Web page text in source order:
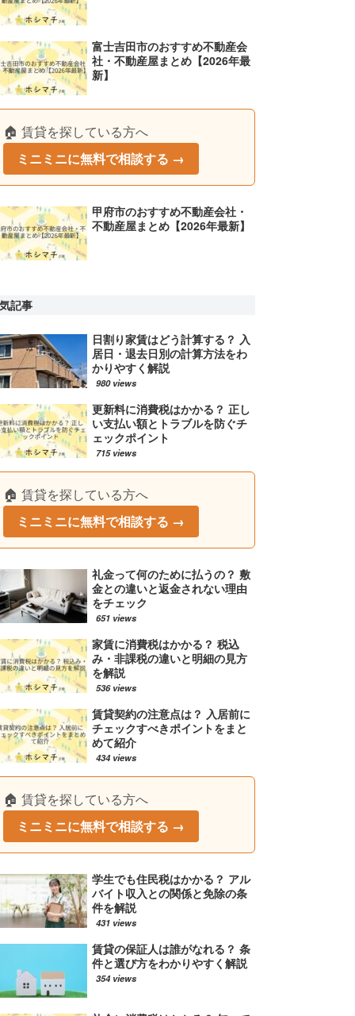
富士吉田市のおすすめ不動産会
社・不動産屋まとめ【2026年最
新】
🏠 賃貸を探している方へ
ミニミニに無料で相談する →
甲府市のおすすめ不動産会社・
不動産屋まとめ【2026年最新】
記事
日割り家賃はどう計算する？ 入
居日・退去日別の計算方法をわ
かりやすく解説
980 views
更新料に消費税はかかる？ 正し
い支払い額とトラブルを防ぐチ
ェックポイント
715 views
🏠 賃貸を探している方へ
ミニミニに無料で相談する →
礼金って何のために払うの？ 敷
金との違いと返金されない理由
をチェック
651 views
家賃に消費税はかかる？ 税込
み・非課税の違いと明細の見方
を解説
536 views
賃貸契約の注意点は？ 入居前に
チェックすべきポイントをまと
めて紹介
434 views
🏠 賃貸を探している方へ
ミニミニに無料で相談する →
学生でも住民税はかかる？ アル
バイト収入との関係と免除の条
件を解説
431 views
賃貸の保証人は誰がなれる？ 条
件と選び方をわかりやすく解説
354 views